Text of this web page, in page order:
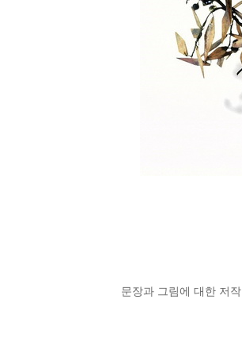
문장과 그림에 대한 저